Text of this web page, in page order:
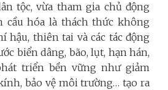
tộc, vừa tham gia chủ động
cầu hóa là thách thức không
hậu, thiên tai và các tác động
biển dâng, bão, lụt, hạn hán,
triển bền vững như giảm
bảo vệ môi trường… tạo ra